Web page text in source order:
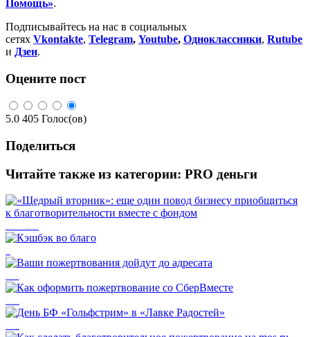
Помощь».
Подписывайтесь на нас в социальных
сетях Vkontakte, Telegram, Youtube, Одноклассники, Rutube
и Дзен.
Оцените пост
5.0 405 Голос(ов)
Поделиться
Читайте также из категории: PRO деньги